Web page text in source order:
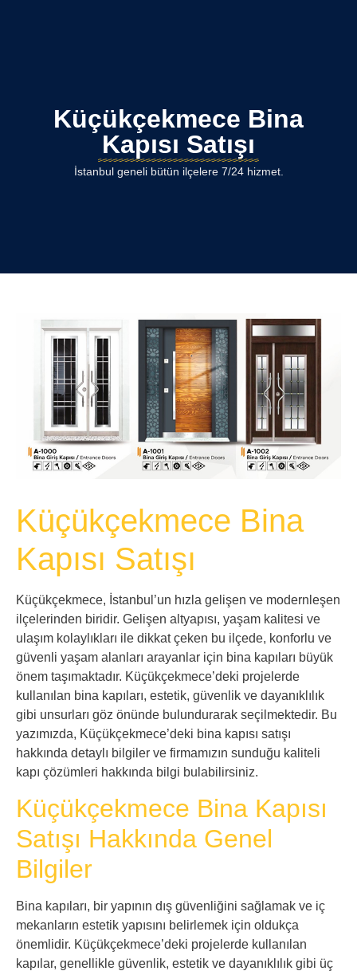
Küçükçekmece Bina
Kapısı Satışı
İstanbul geneli bütün ilçelere 7/24 hizmet.
Küçükçekmece Bina
Kapısı Satışı
Küçükçekmece, İstanbul’un hızla gelişen ve modernleşen
ilçelerinden biridir. Gelişen altyapısı, yaşam kalitesi ve
ulaşım kolaylıkları ile dikkat çeken bu ilçede, konforlu ve
güvenli yaşam alanları arayanlar için bina kapıları büyük
önem taşımaktadır. Küçükçekmece’deki projelerde
kullanılan bina kapıları, estetik, güvenlik ve dayanıklılık
gibi unsurları göz önünde bulundurarak seçilmektedir. Bu
yazımızda, Küçükçekmece’deki bina kapısı satışı
hakkında detaylı bilgiler ve firmamızın sunduğu kaliteli
kapı çözümleri hakkında bilgi bulabilirsiniz.
Küçükçekmece Bina Kapısı
Satışı Hakkında Genel
Bilgiler
Bina kapıları, bir yapının dış güvenliğini sağlamak ve iç
mekanların estetik yapısını belirlemek için oldukça
önemlidir. Küçükçekmece’deki projelerde kullanılan
kapılar, genellikle güvenlik, estetik ve dayanıklılık gibi üç